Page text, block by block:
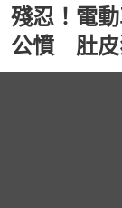
殘忍！電
公憤 肚皮